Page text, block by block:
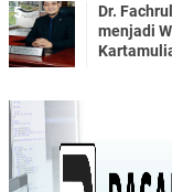
Dr.
menjadi